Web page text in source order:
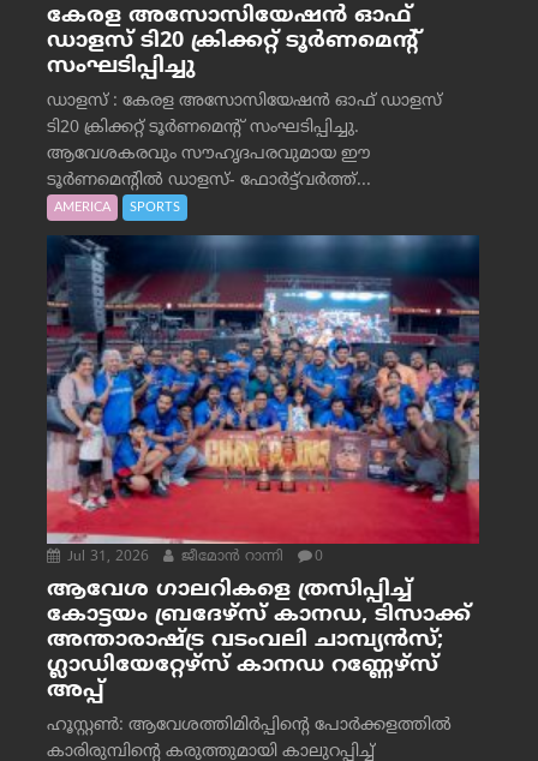
കേരള അസോസിയേഷൻ ഓഫ്
ഡാളസ് ടി20 ക്രിക്കറ്റ് ടൂർണമെന്റ്
സംഘടിപ്പിച്ചു
ഡാളസ് : കേരള അസോസിയേഷൻ ഓഫ് ഡാളസ്
ടി20 ക്രിക്കറ്റ് ടൂർണമെന്റ് സംഘടിപ്പിച്ചു.
ആവേശകരവും സൗഹൃദപരവുമായ ഈ
ടൂർണമെന്റിൽ ഡാളസ്- ഫോർട്ട്‌വര്‍ത്ത്...
AMERICA SPORTS
Jul 31, 2026 ജീമോന്‍ റാന്നി 0
ആവേശ ഗാലറികളെ ത്രസിപ്പിച്ച്
കോട്ടയം ബ്രദേഴ്‌സ് കാനഡ, ടിസാക്ക്
അന്താരാഷ്ട്ര വടംവലി ചാമ്പ്യന്‍സ്;
ഗ്ലാഡിയേറ്റേഴ്‌സ് കാനഡ റണ്ണേഴ്‌സ്
അപ്പ്
ഹൂസ്റ്റണ്‍: ആവേശത്തിമിര്‍പ്പിന്റെ പോര്‍ക്കളത്തില്‍
കാരിരുമ്പിന്റെ കരുത്തുമായി കാലുറപ്പിച്ച്